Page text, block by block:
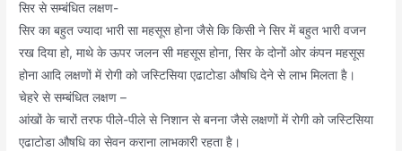
सिर से सम्बंधित लक्षण-
सिर का बहुत ज्यादा भारी सा महसूस होना जैसे कि किसी ने सिर में बहुत भारी वजन
रख दिया हो, माथे के ऊपर जलन सी महसूस होना, सिर के दोनों ओर कंपन महसूस
होना आदि लक्षणों में रोगी को जस्टिसिया एढाटोडा औषधि देने से लाभ मिलता है।
चेहरे से सम्बंधित लक्षण –
आंखों के चारों तरफ पीले-पीले से निशान से बनना जैसे लक्षणों में रोगी को जस्टिसिया
एढाटोडा औषधि का सेवन कराना लाभकारी रहता है।